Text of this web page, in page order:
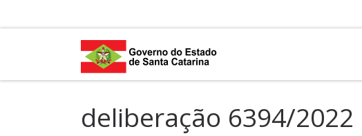
deliberação 6394/2022